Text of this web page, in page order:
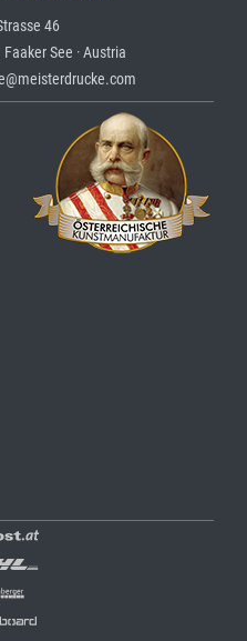
46
See · Austria